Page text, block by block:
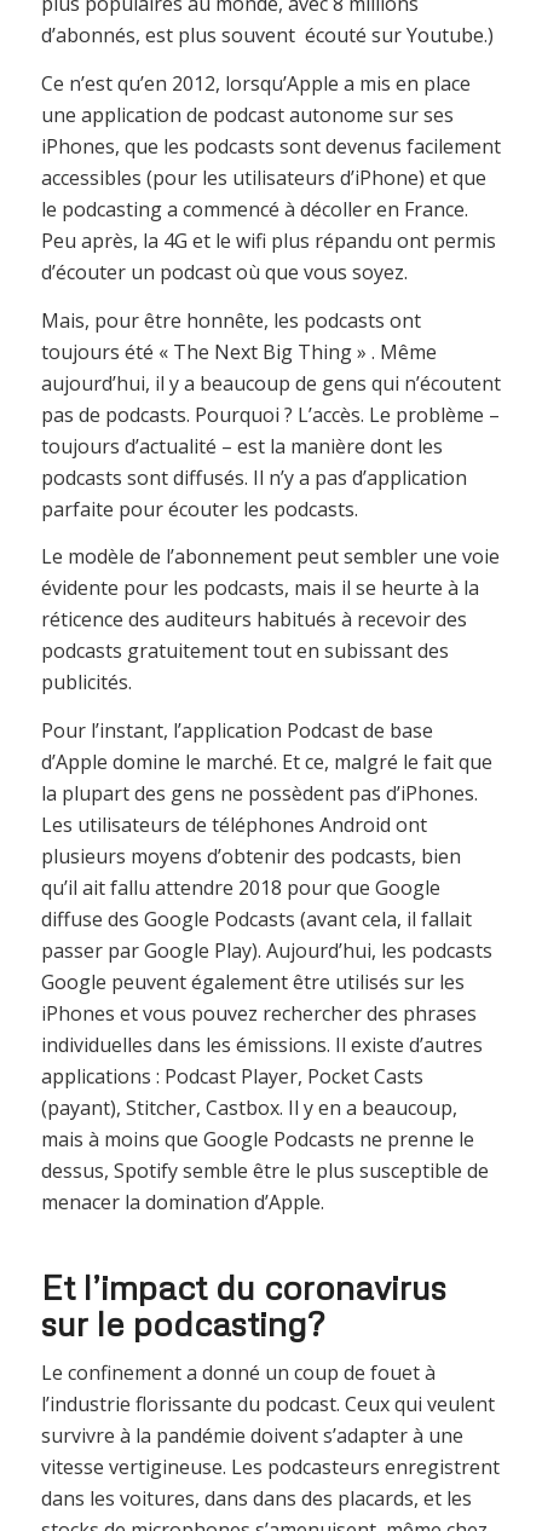
d’abonnés, est plus souvent écouté sur Youtube.)
Ce n’est qu’en 2012, lorsqu’Apple a mis en place
une application de podcast autonome sur ses
iPhones, que les podcasts sont devenus facilement
accessibles (pour les utilisateurs d’iPhone) et que
le podcasting a commencé à décoller en France.
Peu après, la 4G et le wifi plus répandu ont permis
d’écouter un podcast où que vous soyez.
Mais, pour être honnête, les podcasts ont
toujours été « The Next Big Thing » . Même
aujourd’hui, il y a beaucoup de gens qui n’écoutent
pas de podcasts. Pourquoi ? L’accès. Le problème –
toujours d’actualité – est la manière dont les
podcasts sont diffusés. Il n’y a pas d’application
parfaite pour écouter les podcasts.
Le modèle de l’abonnement peut sembler une voie
évidente pour les podcasts, mais il se heurte à la
réticence des auditeurs habitués à recevoir des
podcasts gratuitement tout en subissant des
publicités.
Pour l’instant, l’application Podcast de base
d’Apple domine le marché. Et ce, malgré le fait que
la plupart des gens ne possèdent pas d’iPhones.
Les utilisateurs de téléphones Android ont
plusieurs moyens d’obtenir des podcasts, bien
qu’il ait fallu attendre 2018 pour que Google
diffuse des Google Podcasts (avant cela, il fallait
passer par Google Play). Aujourd’hui, les podcasts
Google peuvent également être utilisés sur les
iPhones et vous pouvez rechercher des phrases
individuelles dans les émissions. Il existe d’autres
applications : Podcast Player, Pocket Casts
(payant), Stitcher, Castbox. Il y en a beaucoup,
mais à moins que Google Podcasts ne prenne le
dessus, Spotify semble être le plus susceptible de
menacer la domination d’Apple.
Et l’impact du coronavirus
sur le podcasting?
Le confinement a donné un coup de fouet à
l’industrie florissante du podcast. Ceux qui veulent
survivre à la pandémie doivent s’adapter à une
vitesse vertigineuse. Les podcasteurs enregistrent
dans les voitures, dans dans des placards, et les